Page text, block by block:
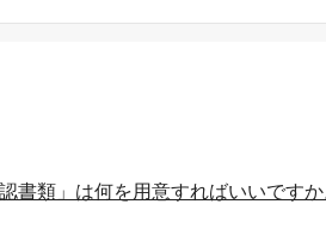
書類」は何を用意すればいいですか